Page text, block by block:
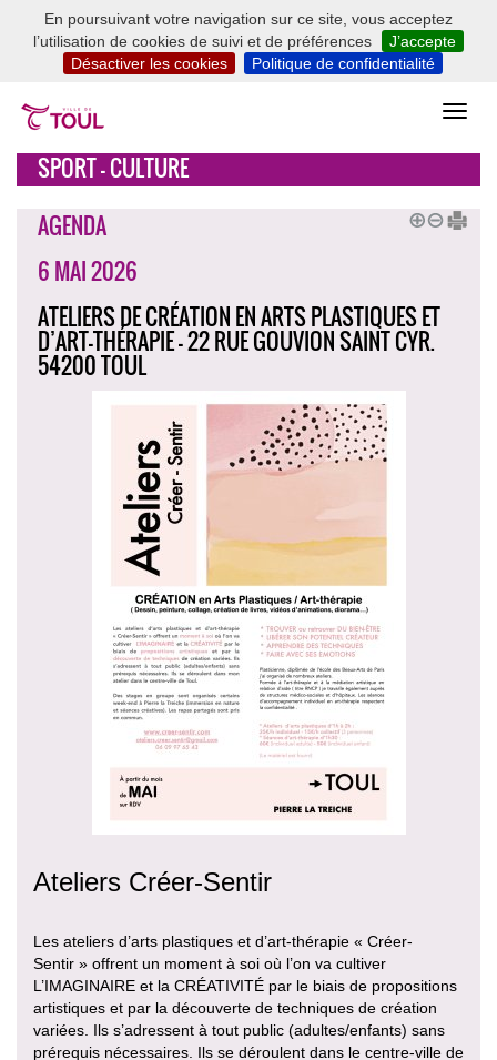
En poursuivant votre navigation sur ce site, vous acceptez
l’utilisation de cookies de suivi et de préférences
J’accepte
Désactiver les cookies
Politique de confidentialité
SPORT - CULTURE
AGENDA
6 MAI 2026
ATELIERS DE CRÉATION EN ARTS PLASTIQUES ET
D’ART-THÉRAPIE - 22 RUE GOUVION SAINT CYR.
54200 TOUL
Ateliers Créer-Sentir
Les ateliers d’arts plastiques et d’art-thérapie « Créer-
Sentir » offrent un moment à soi où l’on va cultiver
L’IMAGINAIRE et la CRÉATIVITÉ par le biais de propositions
artistiques et par la découverte de techniques de création
variées. Ils s’adressent à tout public (adultes/enfants) sans
prérequis nécessaires. Ils se déroulent dans le centre-ville de